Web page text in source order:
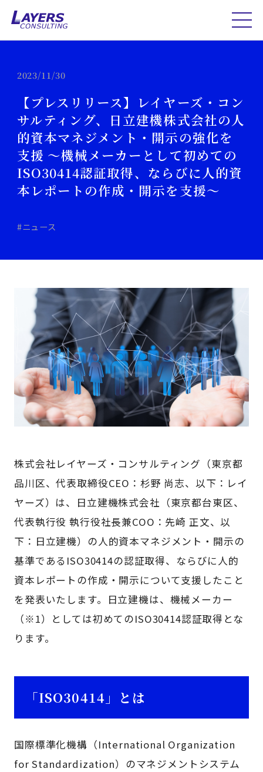
2023/11/30
【プレスリリース】レイヤーズ・コン
サルティング、日立建機株式会社の人
的資本マネジメント・開示の強化を
支援 ～機械メーカーとして初めての
ISO30414認証取得、ならびに人的資
本レポートの作成・開示を支援～
#ニュース
株式会社レイヤーズ・コンサルティング（東京都
品川区、代表取締役CEO：杉野 尚志、以下：レイ
ヤーズ）は、日立建機株式会社（東京都台東区、
代表執行役 執行役社長兼COO：先崎 正文、以
下：日立建機）の人的資本マネジメント・開示の
基準であるISO30414の認証取得、ならびに人的
資本レポートの作成・開示について支援したこと
を発表いたします。日立建機は、機械メーカー
（※1）としては初めてのISO30414認証取得とな
ります。
「ISO30414」とは
国際標準化機構（International Organization
for Standardization）のマネジメントシステム